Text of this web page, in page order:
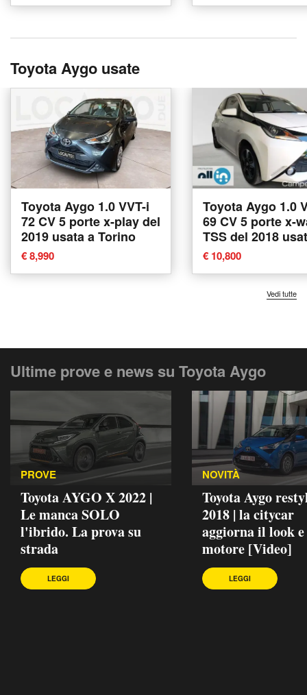
Toyota Aygo usate
Toyota Aygo 1.0 VVT-i
72 CV 5 porte x-play del
2019 usata a Torino
€ 8,990
Toyota Aygo 1.0
69 CV 5 porte x-
TSS del 2018
Venezia
€ 10,800
Vedi tutte
Ultime prove e news su Toyota Aygo
PROVE
Toyota AYGO X 2022 |
Le manca SOLO
l'ibrido. La prova su
strada
LEGGI
NOVITÀ
Toyota Aygo
2018 | la citycar
aggiorna il look
motore [Video]
LEGGI